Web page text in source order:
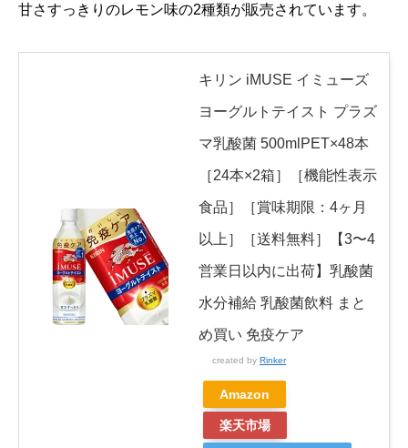
甘さすっきりのレモン味の2種類が販売されています。
キリン iMUSE イミューズ
ヨーグルトテイスト プラズ
マ乳酸菌 500mlPET×48本
［24本×2箱］［機能性表示
食品］［賞味期限：4ヶ月
以上］［送料無料］【3〜4
営業日以内に出荷】乳酸菌
水分補給 乳酸菌飲料 まと
め買い 免疫ケア
created by Rinker
Amazon
楽天市場